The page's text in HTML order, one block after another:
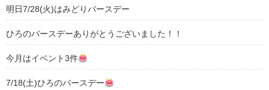
明日7/28(火)はみどりバースデー
ひろのバースデーありがとうございました！！
今月はイベント3件
7/18(土)ひろのバースデー